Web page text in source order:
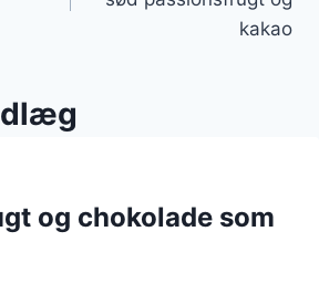
kakao
og chokolade som